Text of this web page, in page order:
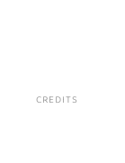
CREDITS